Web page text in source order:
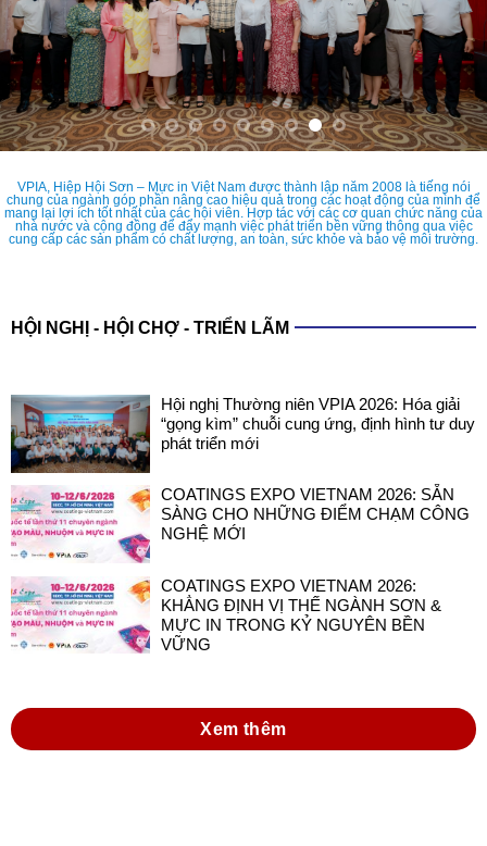
VPIA, Hiệp Hội Sơn – Mực in Việt Nam được thành lập năm 2008 là tiếng nói
chung của ngành góp phần nâng cao hiệu quả trong các hoạt động của mình để
mang lại lợi ích tốt nhất của các hội viên. Hợp tác với các cơ quan chức năng của
nhà nước và cộng đồng để đẩy mạnh việc phát triển bền vững thông qua việc
cung cấp các sản phẩm có chất lượng, an toàn, sức khỏe và bảo vệ môi trường.
HỘI NGHỊ - HỘI CHỢ - TRIỂN LÃM
Hội nghị Thường niên VPIA 2026: Hóa giải
“gọng kìm” chuỗi cung ứng, định hình tư duy
phát triển mới
COATINGS EXPO VIETNAM 2026: SẴN
SÀNG CHO NHỮNG ĐIỂM CHẠM CÔNG
NGHỆ MỚI
COATINGS EXPO VIETNAM 2026:
KHẲNG ĐỊNH VỊ THẾ NGÀNH SƠN &
MỰC IN TRONG KỶ NGUYÊN BỀN
VỮNG
Xem thêm